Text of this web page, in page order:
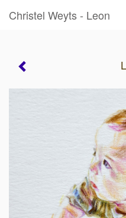
Christel Weyts - Leon